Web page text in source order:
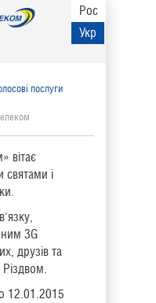
Рос
Укр
послуги
вітає
святами і
3G
друзів та
12.01.2015